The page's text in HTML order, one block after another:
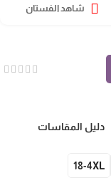
شاهد الفستان
دليل المقاسات
18-4XL